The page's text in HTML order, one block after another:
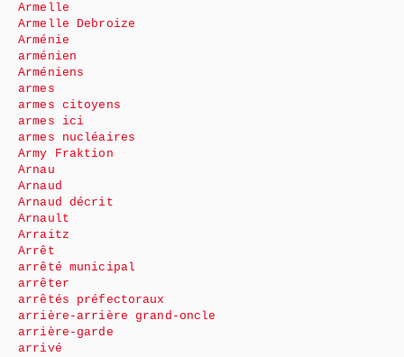
Armelle
Armelle Debroize
Arménie
arménien
Arméniens
armes
armes citoyens
armes ici
armes nucléaires
Army Fraktion
Arnau
Arnaud
Arnaud décrit
Arnault
Arraitz
Arrêt
arrêté municipal
arrêter
arrêtés préfectoraux
arrière-arrière grand-oncle
arrière-garde
arrivé